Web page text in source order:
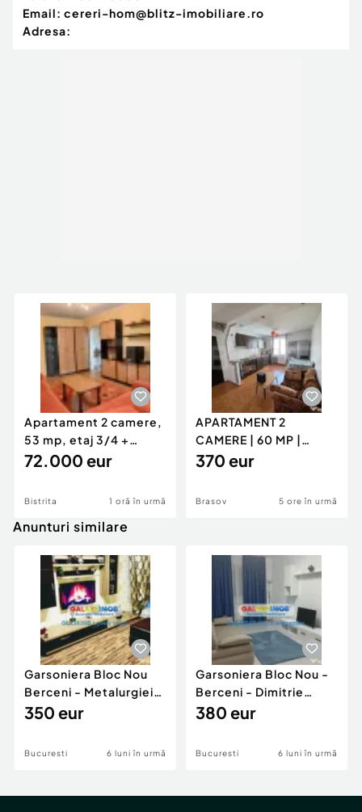
Email: cereri-hom@blitz-imobiliare.ro
Adresa:
Apartament 2 camere,
53 mp, etaj 3/4 +
parcare acoperită |
72.000 eur
Bistrita 1 oră în urmă
APARTAMENT 2
CAMERE | 60 MP |
GENERAL MOCIULSCHI
370 eur
Brasov 5 ore în urmă
Anunturi similare
Garsoniera Bloc Nou
Berceni - Metalurgiei
Park - Postalionul
350 eur
Bucuresti 6 luni în urmă
Garsoniera Bloc Nou -
Berceni - Dimitrie
Leonida
380 eur
Bucuresti 6 luni în urmă